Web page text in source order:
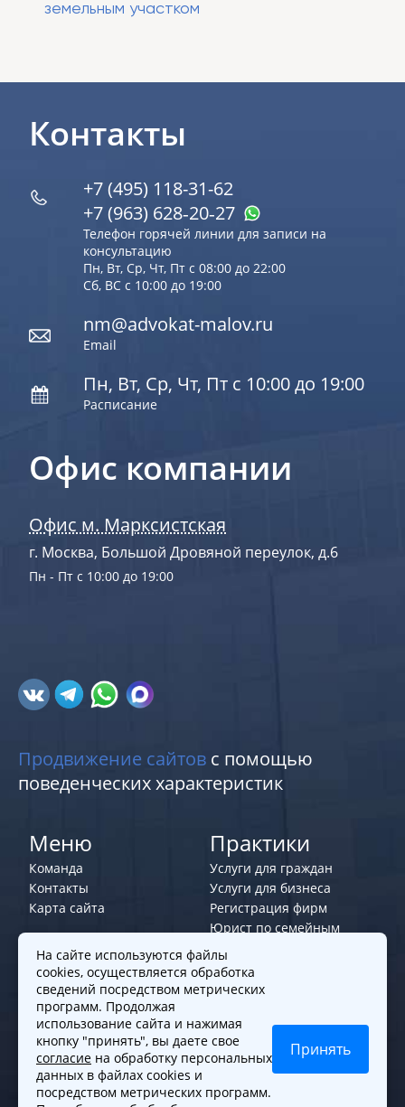
земельным участком
Офис компании
Офис м. Марксистская
г. Москва, Большой Дровяной переулок, д.6
Пн - Пт с 10:00 до 19:00
Контакты
+7 (495) 118-31-62
+7 (963) 628‑20‑27
Телефон горячей линии для записи на
консультацию
Пн, Вт, Ср, Чт, Пт с 08:00 до 22:00
Сб, ВС с 10:00 до 19:00
nm@advokat-malov.ru
Email
Пн, Вт, Ср, Чт, Пт с 10:00 до 19:00
Расписание
Продвижение сайтов с помощью
поведенческих характеристик
Меню
Команда
Контакты
Карта сайта
Практики
Услуги для граждан
Услуги для бизнеса
Регистрация фирм
Юрист по семейным
Политики и правила
Политика обработки персональных
данных
Согласие на обработку cookies
Согласие на обработку персональных
данных
На сайте используются файлы
cookies, осуществляется обработка
сведений посредством метрических
программ. Продолжая
использование сайта и нажимая
кнопку "принять", вы даете свое
согласие на обработку персональных
данных в файлах cookies и
посредством метрических программ.
Принять